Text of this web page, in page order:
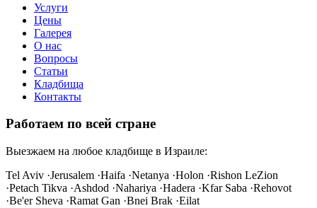
Услуги
Цены
Галерея
О нас
Вопросы
Статьи
Кладбища
Контакты
Работаем по всей стране
Выезжаем на любое кладбище в Израиле:
Tel Aviv ·Jerusalem ·Haifa ·Netanya ·Holon ·Rishon LeZion
·Petach Tikva ·Ashdod ·Nahariya ·Hadera ·Kfar Saba ·Rehovot
·Be'er Sheva ·Ramat Gan ·Bnei Brak ·Eilat